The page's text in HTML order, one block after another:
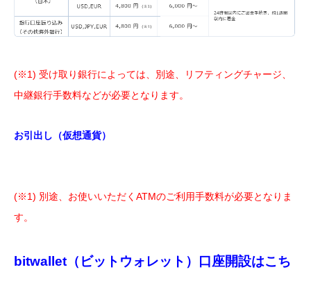
(※1) 受け取り銀行によっては、別途、リフティングチャージ、
中継銀行手数料などが必要となります。
お引出し（仮想通貨）
(※1) 別途、お使いいただくATMのご利用手数料が必要となりま
す。
bitwallet（ビットウォレット）口座開設はこち